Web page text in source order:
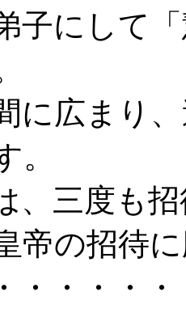
子にして
に広まり
。
、三度も
帝の招待
・・・・